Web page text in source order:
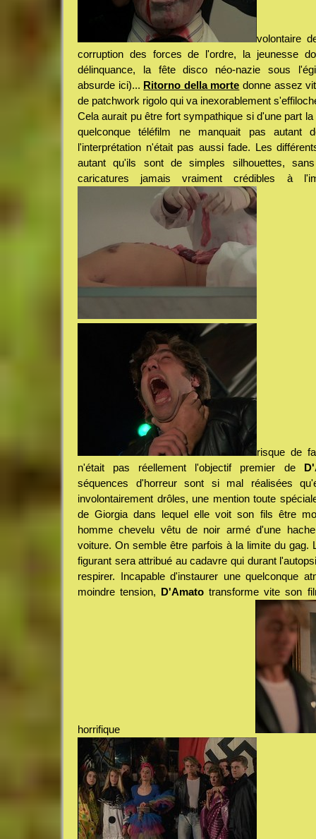
volontaire
corruption des forces de l'ordre, la jeunesse
délinquance, la fête disco néo-nazie sous
absurde ici)... Ritorno della morte donne assez
de patchwork rigolo qui va inexorablement
Cela aurait pu être fort sympathique si d'une part
quelconque téléfilm ne manquait pas autant
l'interprétation n'était pas aussi fade. Les
autant qu'ils sont de simples silhouettes,
caricatures jamais vraiment crédibles à
risque de
n'était pas réellement l'objectif premier de
séquences d'horreur sont si mal réalisées
involontairement drôles, une mention toute
de Giorgia dans lequel elle voit son fils être
homme chevelu vêtu de noir armé d'une
voiture. On semble être parfois à la limite du gag.
figurant sera attribué au cadavre qui durant
respirer. Incapable d'instaurer une quelconque
moindre tension, D'Amato transforme vite son
horrifique